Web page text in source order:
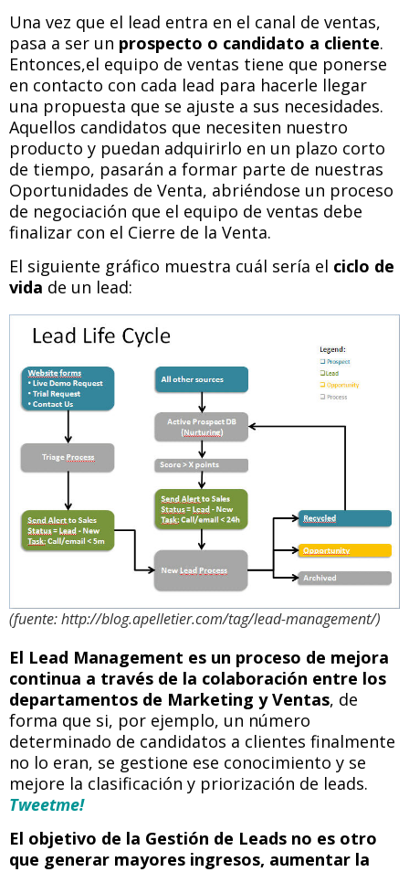
Una vez que el lead entra en el canal de ventas,
pasa a ser un prospecto o candidato a cliente.
Entonces,el equipo de ventas tiene que ponerse
en contacto con cada lead para hacerle llegar
una propuesta que se ajuste a sus necesidades.
Aquellos candidatos que necesiten nuestro
producto y puedan adquirirlo en un plazo corto
de tiempo, pasarán a formar parte de nuestras
Oportunidades de Venta, abriéndose un proceso
de negociación que el equipo de ventas debe
finalizar con el Cierre de la Venta.
El siguiente gráfico muestra cuál sería el ciclo de
vida de un lead:
(fuente: http://blog.apelletier.com/tag/lead-management/)
El Lead Management es un proceso de mejora
continua a través de la colaboración entre los
departamentos de Marketing y Ventas, de
forma que si, por ejemplo, un número
determinado de candidatos a clientes finalmente
no lo eran, se gestione ese conocimiento y se
mejore la clasificación y priorización de leads.
Tweetme!
El objetivo de la Gestión de Leads no es otro
que generar mayores ingresos, aumentar la